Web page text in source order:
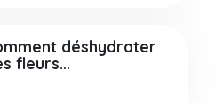
déshydrater
fleurs...